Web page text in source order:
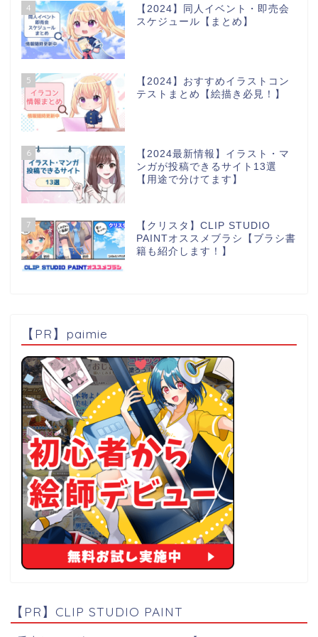
4
【2024】同人イベント・即売会
スケジュール【まとめ】
5
【2024】おすすめイラストコン
テストまとめ【絵描き必見！】
6
【2024最新情報】イラスト・マ
ンガが投稿できるサイト13選
【用途で分けてます】
7
【クリスタ】CLIP STUDIO
PAINTオススメブラシ【ブラシ書
籍も紹介します！】
【PR】paimie
【PR】CLIP STUDIO PAINT